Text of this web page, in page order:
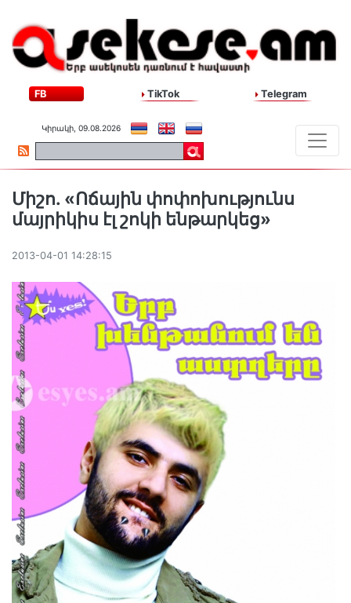
FB TikTok Telegram
Կիրակի, 09.08.2026
Միշո. «Ոճային փոփոխությունս
մայրիկիս էլ շոկի ենթարկեց»
2013-04-01 14:28:15